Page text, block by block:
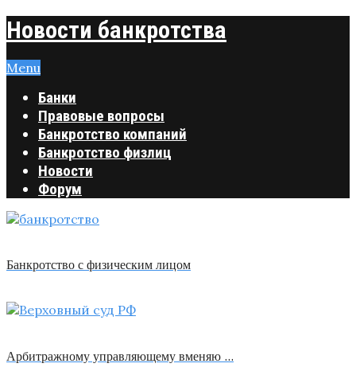
Новости банкротства
Menu
Банки
Правовые вопросы
Банкротство компаний
Банкротство физлиц
Новости
Форум
Банкротство с физическим лицом
Арбитражному управляющему вменяю …